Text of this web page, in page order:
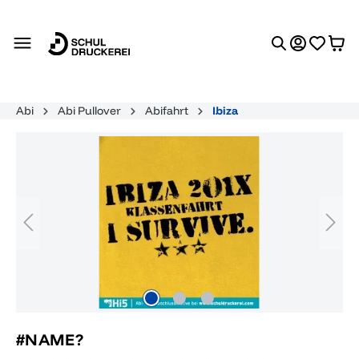
Abi Abi Pullover Abifahrt
Ibiza
Bildergalerie überspringen
#NAME?